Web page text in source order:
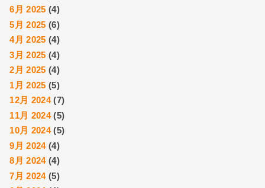
6月 2025 (4)
5月 2025 (6)
4月 2025 (4)
3月 2025 (4)
2月 2025 (4)
1月 2025 (5)
12月 2024(7)
11月 2024(5)
10月 2024(5)
9月 2024(4)
8月 2024(4)
7月 2024(5)